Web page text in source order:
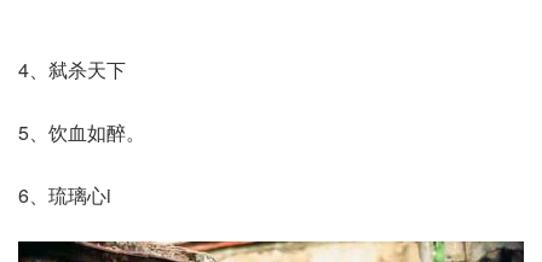
4、弑杀天下
5、饮血如醉。
6、琉璃心i